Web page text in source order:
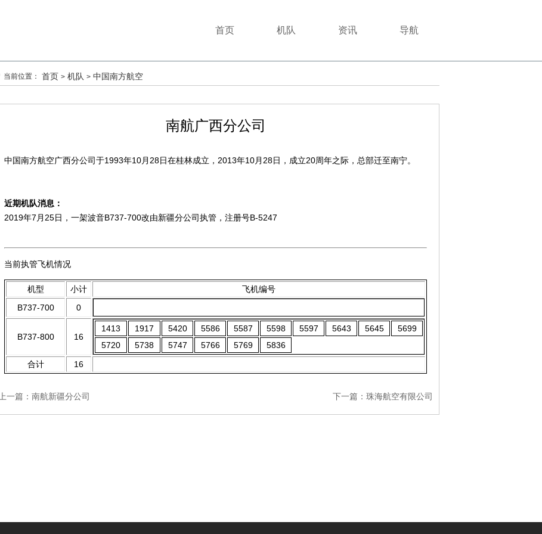
导航
资讯
机队
首页
当前位置： 首页 > 机队 > 中国南方航空
南航广西分公司
中国南方航空广西分公司于1993年10月28日在桂林成立，2013年10月28日，成立20周年之际，总部迁至南宁。
近期机队消息：
2019年7月25日，一架波音B737-700改由新疆分公司执管，注册号B-5247
当前执管飞机情况
机型 小计
飞机编号
B737-700
0
B737-800 16
1413 1917 5420 5586 5587 5598 5597 5643 5645
5699
5720
5738 5747 5766 5769
5836
合计
16
下一篇： 珠海航空有限公司
上一篇： 南航新疆分公司